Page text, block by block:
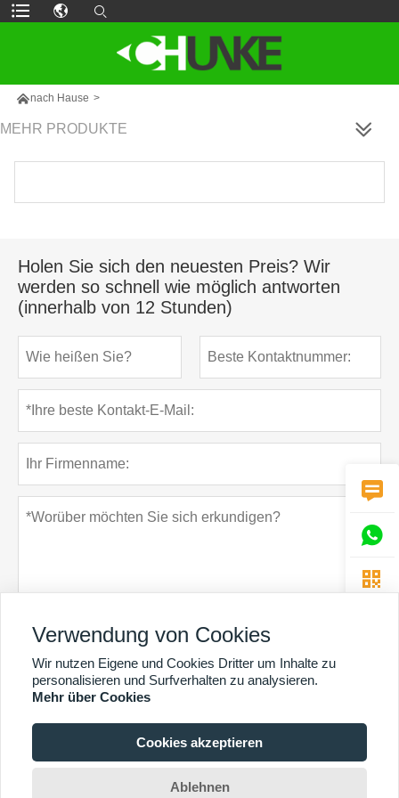
nach Hause >
MEHR PRODUKTE
Holen Sie sich den neuesten Preis? Wir
werden so schnell wie möglich antworten
(innerhalb von 12 Stunden)
einreichen Datenschutz-Bestimmungen
MEHR DIENSTLEISTUNGEN
Copyright By © Guangzhou Chunke Environmental Technology Co. Ltd. E-Mail:



Verwendung von Cookies
Wir nutzen Eigene und Cookies Dritter um Inhalte zu
personalisieren und Surfverhalten zu analysieren.
Mehr über Cookies
Cookies akzeptieren
Ablehnen